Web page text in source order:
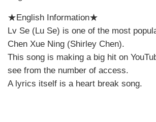
★English Information★
Lv Se (Lu Se) is one of the most
Chen Xue Ning (Shirley Chen).
This song is making a big hit on
see from the number of access.
A lyrics itself is a heart break song.